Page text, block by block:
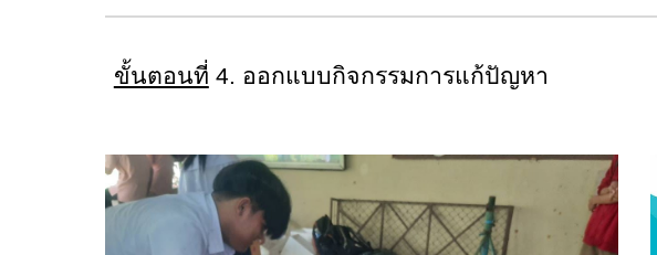
ขั้นตอนที่ 4. ออกแบบกิจกรรมการแก้ปัญหา